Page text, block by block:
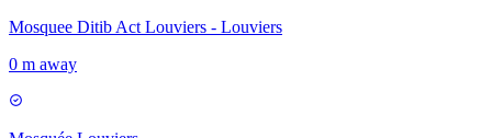
Mosquee Ditib Act Louviers - Louviers
0 m away